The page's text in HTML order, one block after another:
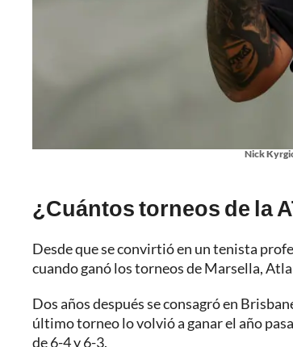
Nick
¿Cuántos torneos de la
Desde que se convirtió en un tenista
cuando ganó los torneos de Marsella,
Dos años después se consagró en
último torneo lo volvió a ganar el año
de 6-4 y 6-3.